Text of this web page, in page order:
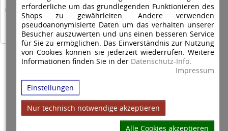
erforderliche um das grundlegenden Funktionieren des
Shops zu gewährleiten. Andere verwenden
pseudoanonymisierte Daten um das verhalten unserer
Besucher auszuwerten und uns einen besseren Service
für Sie zu ermöglichen. Das Einverständnis zur Nutzung
von Cookies können sie jederzeit wiederrufen. Weitere
Informationen finden Sie in der Datenschutz-Info.
Impressum
Einstellungen
Nur technisch notwendige akzeptieren
Alle Cookies akzeptieren
Hilfe Stempelplatte wechseln
Copyright © 2026 Stempel Toenges GmbH - Alle Rechte vorbehalten